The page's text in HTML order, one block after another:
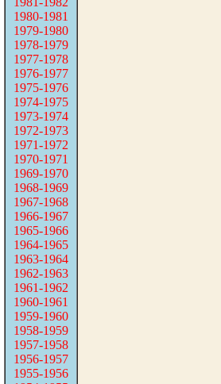
1980-1981
1979-1980
1978-1979
1977-1978
1976-1977
1975-1976
1974-1975
1973-1974
1972-1973
1971-1972
1970-1971
1969-1970
1968-1969
1967-1968
1966-1967
1965-1966
1964-1965
1963-1964
1962-1963
1961-1962
1960-1961
1959-1960
1958-1959
1957-1958
1956-1957
1955-1956